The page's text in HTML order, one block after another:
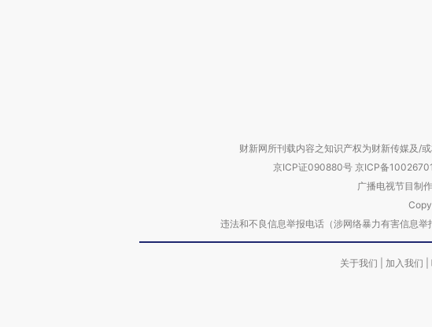
财新网所刊载内容之知识产权为财新传媒及/
京ICP证090880号 京ICP备
广播电视节目制
违法和不良信息举报电话（涉网络暴力有害信
关于我们 加入我们